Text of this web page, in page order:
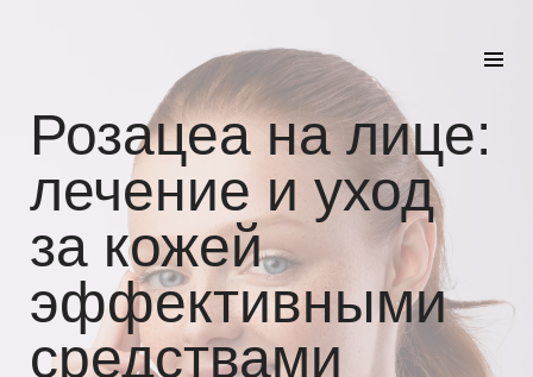
Розацеа на лице:
лечение и уход
за кожей
эффективными
средствами